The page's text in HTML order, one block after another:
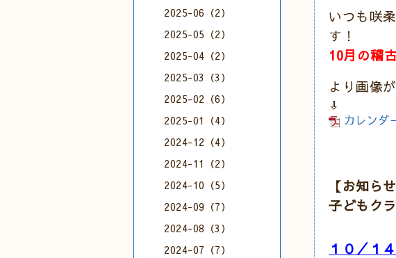
いつも咲
す！
10月の稽
より画像
⇩
カレンダ
【お知らせ
子どもク
１０／１
2025-06（2）
2025-05（2）
2025-04（2）
2025-03（3）
2025-02（6）
2025-01（4）
2024-12（4）
2024-11（2）
2024-10（5）
2024-09（7）
2024-08（3）
2024-07（7）